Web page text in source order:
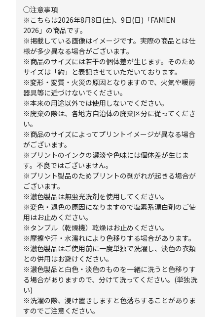
◯注意事項
※こちらは2026年8月8日(土)、9日(日)「FAMIEN
2026」の商品です。
※掲載している画像はイメージです。実際の商品とは仕
様が多少異なる場合がございます。
※商品のサイズには若干の個体差が生じます。そのため
サイズは「約」と表記させていただいております。
※変形・変質・火災の原因となりますので、火気や暖房
器具等に近づけないでください。
※本来の用途以外では使用しないでください。
※廃棄の際は、各地方自治体の廃棄区分に従ってくださ
い。
※商品のサイズによってプリントイメージが異なる場合
がございます。
※プリントのインクの濃淡や色味には個体差が生じま
す。不良ではございません。
※プリント製品のためプリントの剥がれが起きる場合が
ございます。
※濃色製品は無蛍光洗剤を使用してください。
※変色・退色の原因になりますので塩素系漂白剤のご使
用はお止めください。
※タンブル（乾燥機）乾燥はお止めください。
※摩擦や汗・水濡れにより色移りする場合があります。
※濃色製品はご使用前に一度単独で洗濯し、淡色の衣類
との併用はお避けください。
※濃色製品と白色・淡色のものを一緒に洗うと色移りす
る場合がありますので、分けて洗ってください。(単独洗
い)
※洗濯の際、浸け置きしますと色落ちすることがありま
すのでご注意ください。